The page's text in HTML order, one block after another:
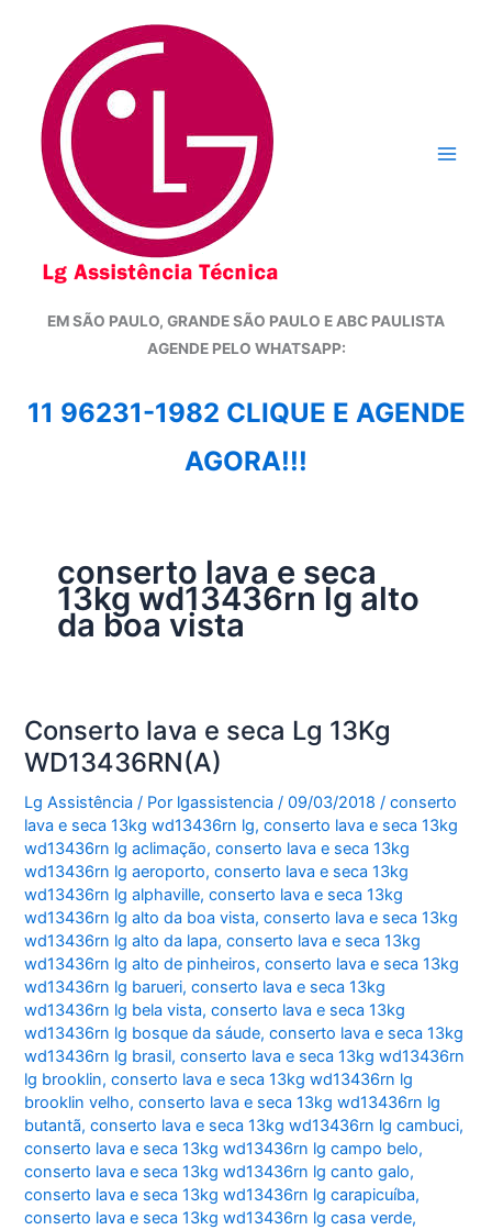
conteúdo
EM SÃO PAULO, GRANDE SÃO PAULO E ABC PAULISTA
AGENDE PELO WHATSAPP:
11 96231-1982 CLIQUE E AGENDE
AGORA!!!
conserto lava e seca
13kg wd13436rn lg alto
da boa vista
Conserto lava e seca Lg 13Kg
WD13436RN(A)
Lg Assistência / Por lgassistencia/09/03/2018 /conserto
lava e seca 13kg wd13436rn lg,conserto lava e seca 13kg
wd13436rn lg aclimação,conserto lava e seca 13kg
wd13436rn lg aeroporto,conserto lava e seca 13kg
wd13436rn lg alphaville,conserto lava e seca 13kg
wd13436rn lg alto da boa vista,conserto lava e seca 13kg
wd13436rn lg alto da lapa,conserto lava e seca 13kg
wd13436rn lg alto de pinheiros,conserto lava e seca 13kg
wd13436rn lg barueri,conserto lava e seca 13kg
wd13436rn lg bela vista,conserto lava e seca 13kg
wd13436rn lg bosque da sáude,conserto lava e seca 13kg
wd13436rn lg brasil,conserto lava e seca 13kg wd13436rn
lg brooklin,conserto lava e seca 13kg wd13436rn lg
brooklin velho,conserto lava e seca 13kg wd13436rn lg
butantã,conserto lava e seca 13kg wd13436rn lg cambuci,
conserto lava e seca 13kg wd13436rn lg campo belo,
conserto lava e seca 13kg wd13436rn lg canto galo,
conserto lava e seca 13kg wd13436rn lg carapicuíba,
conserto lava e seca 13kg wd13436rn lg casa verde,